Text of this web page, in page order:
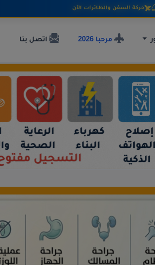
حركة السفن والطائرات الآن
مرحبا 2026 اتصل بنا